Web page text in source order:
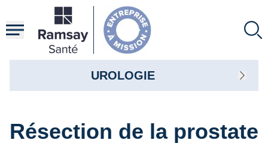
contenu
principal
Résection de la prostate
UROLOGIE